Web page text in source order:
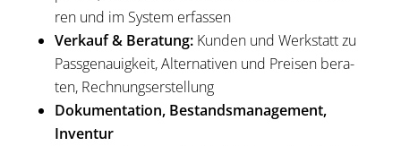
ren und im Sys­tem erfas­sen
Ver­kauf & Bera­tung:Kunden und Werkstatt zu
Pass­ge­nau­ig­keit, Alter­na­ti­ven und Prei­sen bera­
ten, Rech­nungs­er­stel­lung
Doku­men­ta­ti­on, Bestands­ma­nage­ment,
Inven­tur